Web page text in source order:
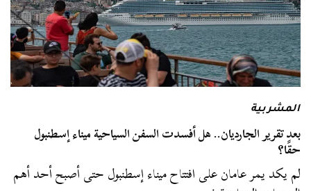
المشربية
بعد تقرير الجارديان.. هل أفسدت السفن السياحية ميناء إسطنبول
حقًا؟
لم يكد يمر عامان على افتتاح ميناء إسطنبول حتى أصبح أحد أهم